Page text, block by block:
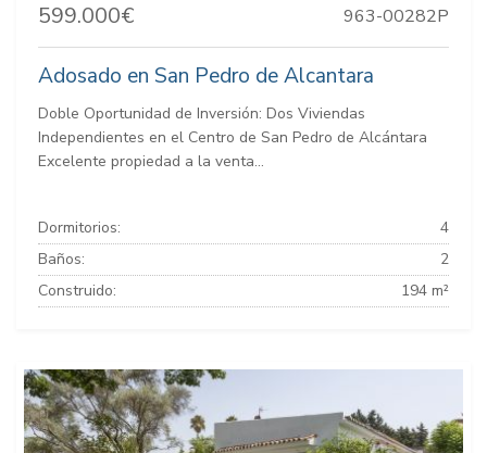
599.000€ 963-00282P
Adosado en San Pedro de Alcantara
Doble Oportunidad de Inversión: Dos Viviendas
Independientes en el Centro de San Pedro de Alcántara
Excelente propiedad a la venta...
Dormitorios:
4
Baños:
2
Construido:
194 m²